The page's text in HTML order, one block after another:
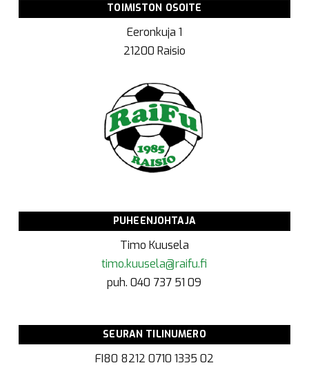
TOIMISTON OSOITE
Eeronkuja 1
21200 Raisio
PUHEENJOHTAJA
Timo Kuusela
timo.kuusela@raifu.fi
puh. 040 737 51 09
SEURAN TILINUMERO
FI80 8212 0710 1335 02